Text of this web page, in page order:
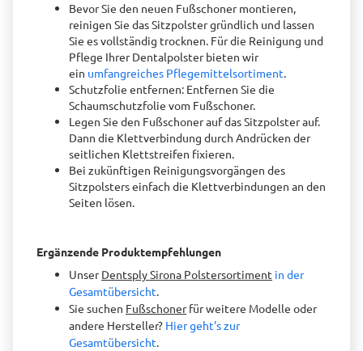
Bevor Sie den neuen Fußschoner montieren,
reinigen Sie das Sitzpolster gründlich und lassen
Sie es vollständig trocknen. Für die Reinigung und
Pflege Ihrer Dentalpolster bieten wir
ein umfangreiches Pflegemittelsortiment.
Schutzfolie entfernen: Entfernen Sie die
Schaumschutzfolie vom Fußschoner.
Legen Sie den Fußschoner auf das Sitzpolster auf.
Dann die Klettverbindung durch Andrücken der
seitlichen Klettstreifen fixieren.
Bei zukünftigen Reinigungsvorgängen des
Sitzpolsters einfach die Klettverbindungen an den
Seiten lösen.
Ergänzende Produktempfehlungen
UnserDentsply Sirona Polstersortiment in der
Gesamtübersicht.
Sie suchen Fußschonerfür weitere Modelle oder
andere Hersteller? Hier geht's zur
Gesamtübersicht.